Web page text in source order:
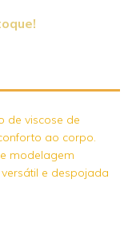
de viscose de
ao corpo.
modelagem
e despojada